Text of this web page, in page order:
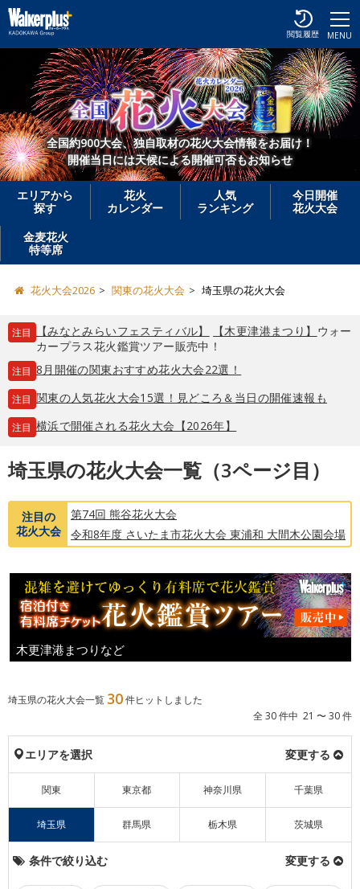
MENU
閲覧履歴
全国約900大会、独自取材の花火大会情報をお届け！
開催当日には天候による開催可否もお知らせ
エリアから
探す
花火
カレンダー
人気
ランキング
今日開催
花火大会
金麦花火
特等席
花火大会2026 関東の花火大会 埼玉県の花火大会
注目 【みなとみらいフェスティバル】 【木更津港まつり】 ウォー
カープラス花火鑑賞ツアー販売中！
注目 8月開催の関東おすすめ花火大会22選！
注目 関東の人気花火大会15選！見どころ＆当日の開催速報も
注目 横浜で開催される花火大会【2026年】
埼玉県の花火大会一覧（3ページ目）
注目の
花火大会
第74回 熊谷花火大会
令和8年度 さいたま市花火大会 東浦和 大間木公園会場
木更津港まつりなど
埼玉県の花火大会一覧 30件ヒットしました
全 30 件中 21 〜 30 件
エリアを選択 変更する
関東 東京都 神奈川県 千葉県
埼玉県 群馬県 栃木県 茨城県
条件で絞り込む 変更する